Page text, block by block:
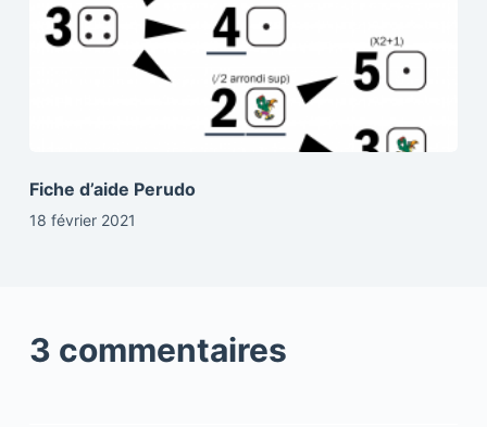
Fiche d’aide Perudo
18 février 2021
3 commentaires